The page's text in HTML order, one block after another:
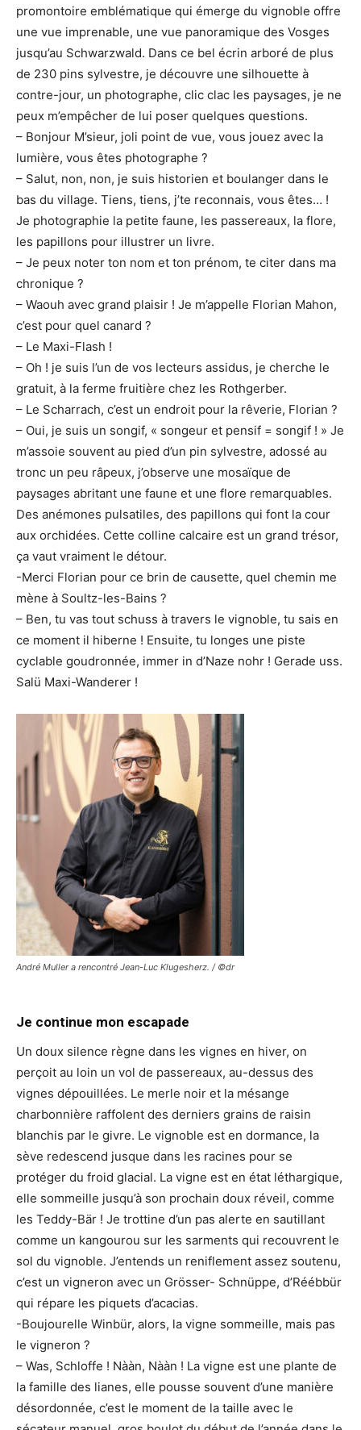
promontoire emblématique qui émerge du vignoble offre
une vue imprenable, une vue panoramique des Vosges
jusqu’au Schwarzwald. Dans ce bel écrin arboré de plus
de 230 pins sylvestre, je découvre une silhouette à
contre-jour, un photographe, clic clac les paysages, je ne
peux m’empêcher de lui poser quelques questions.
– Bonjour M’sieur, joli point de vue, vous jouez avec la
lumière, vous êtes photographe ?
– Salut, non, non, je suis historien et boulanger dans le
bas du village. Tiens, tiens, j’te reconnais, vous êtes… !
Je photographie la petite faune, les passereaux, la flore,
les papillons pour illustrer un livre.
– Je peux noter ton nom et ton prénom, te citer dans ma
chronique ?
– Waouh avec grand plaisir ! Je m’appelle Florian Mahon,
c’est pour quel canard ?
– Le Maxi-Flash !
– Oh ! je suis l’un de vos lecteurs assidus, je cherche le
gratuit, à la ferme fruitière chez les Rothgerber.
– Le Scharrach, c’est un endroit pour la rêverie, Florian ?
– Oui, je suis un songif, « songeur et pensif = songif ! » Je
m’assoie souvent au pied d’un pin sylvestre, adossé au
tronc un peu râpeux, j’observe une mosaïque de
paysages abritant une faune et une flore remarquables.
Des anémones pulsatiles, des papillons qui font la cour
aux orchidées. Cette colline calcaire est un grand trésor,
ça vaut vraiment le détour.
-Merci Florian pour ce brin de causette, quel chemin me
mène à Soultz-les-Bains ?
– Ben, tu vas tout schuss à travers le vignoble, tu sais en
ce moment il hiberne ! Ensuite, tu longes une piste
cyclable goudronnée, immer in d’Naze nohr ! Gerade uss.
Salü Maxi-Wanderer !
André Muller a rencontré Jean-Luc Klugesherz. / ©dr
Je continue mon escapade
Un doux silence règne dans les vignes en hiver, on
perçoit au loin un vol de passereaux, au-dessus des
vignes dépouillées. Le merle noir et la mésange
charbonnière raffolent des derniers grains de raisin
blanchis par le givre. Le vignoble est en dormance, la
sève redescend jusque dans les racines pour se
protéger du froid glacial. La vigne est en état léthargique,
elle sommeille jusqu’à son prochain doux réveil, comme
les Teddy-Bär ! Je trottine d’un pas alerte en sautillant
comme un kangourou sur les sarments qui recouvrent le
sol du vignoble. J’entends un reniflement assez soutenu,
c’est un vigneron avec un Grösser- Schnüppe, d’Réébbür
qui répare les piquets d’acacias.
-Boujourelle Winbür, alors, la vigne sommeille, mais pas
le vigneron ?
– Was, Schloffe ! Nààn, Nààn ! La vigne est une plante de
la famille des lianes, elle pousse souvent d’une manière
désordonnée, c’est le moment de la taille avec le